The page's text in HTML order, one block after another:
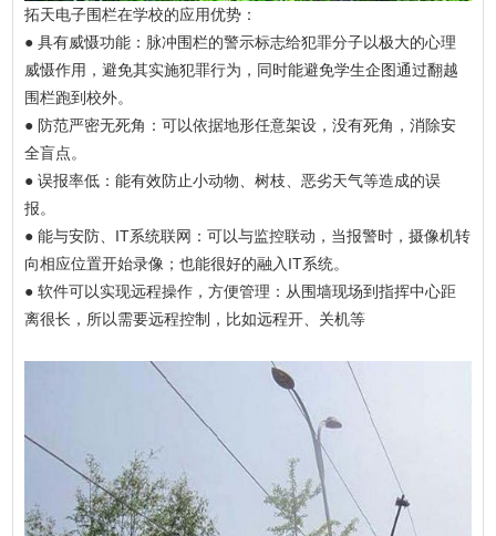
拓天电子围栏在学校的应用优势：
● 具有威慑功能：脉冲围栏的警示标志给犯罪分子以极大的心理
威慑作用，避免其实施犯罪行为，同时能避免学生企图通过翻越
围栏跑到校外。
● 防范严密无死角：可以依据地形任意架设，没有死角，消除安
全盲点。
● 误报率低：能有效防止小动物、树枝、恶劣天气等造成的误
报。
● 能与安防、IT系统联网：可以与监控联动，当报警时，摄像机转
向相应位置开始录像；也能很好的融入IT系统。
● 软件可以实现远程操作，方便管理：从围墙现场到指挥中心距
离很长，所以需要远程控制，比如远程开、关机等